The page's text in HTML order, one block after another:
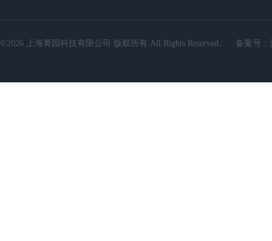
©2026 上海菁园科技有限公司 版权所有 All Rights Reserved. 备案号：